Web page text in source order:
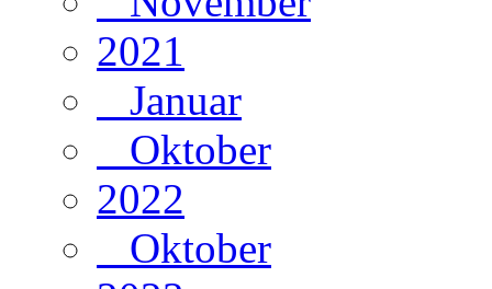
2021
Januar
Oktober
2022
Oktober